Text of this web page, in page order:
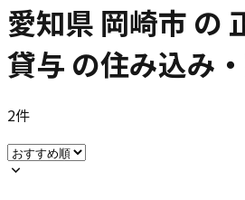
愛知県 岡崎市 の
貸与 の住み込み
2件